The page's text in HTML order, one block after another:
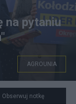
na pytaniu
AGROUNIA
Obserwuj notkę